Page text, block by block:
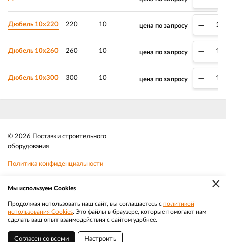
Дюбель 10х220 220 10 цена по запросу –
Дюбель 10х260 260 10 цена по запросу –
Дюбель 10х300 300 10 цена по запросу –
© 2026 Поставки строительного
оборудования
Политика конфиденциальности
Телефон:8 (383) 202 1436
Электронная почта:sale@efacade.ru Разработка|Веб-аналитика
×
Мы используем Cookies
Продолжая использовать наш сайт, вы соглашаетесь с политикой
использования Cookies. Это файлы в браузере, которые помогают нам
сделать ваш опыт взаимодействия с сайтом удобнее.
Согласен со всеми Настроить